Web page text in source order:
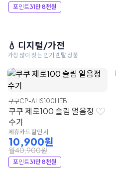
포인트31만 8천원
💧 디지털/가전
가장 많이 찾는 인기 렌탈 상품
쿠쿠CP-AHS100HEB
쿠쿠 제로100 슬림 얼음정
수기
제휴카드 할인 시
10,900원
월40,900원
포인트31만 8천원